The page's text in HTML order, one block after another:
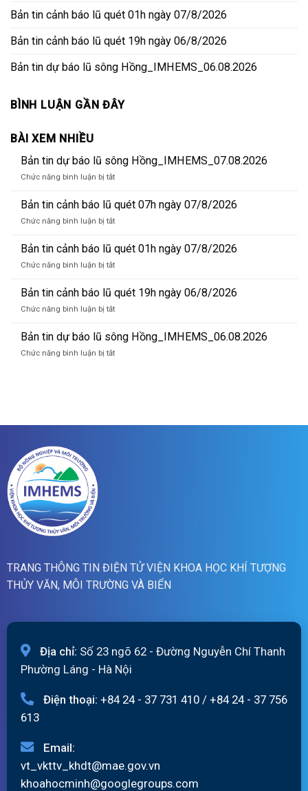
Bản tin cảnh báo lũ quét 01h ngày 07/8/2026
Bản tin cảnh báo lũ quét 19h ngày 06/8/2026
Bản tin dự báo lũ sông Hồng_IMHEMS_06.08.2026
BÌNH LUẬN GẦN ĐÂY
BÀI XEM NHIỀU
Bản tin dự báo lũ sông Hồng_IMHEMS_07.08.2026
Chức năng bình luận bị tắtở
tin
báo
sông
Hồng_IMHEMS_07.08.2026
Bản tin cảnh báo lũ quét 07h ngày 07/8/2026
Chức năng bình luận bị tắtở
tin
báo
quét
07h
07/8/2026
Bản tin cảnh báo lũ quét 01h ngày 07/8/2026
Chức năng bình luận bị tắtở
tin
báo
quét
01h
Bản tin cảnh báo lũ quét 19h ngày 06/8/2026
Chức năng bình luận bị tắtở
tin
báo
Bản tin dự báo lũ sông Hồng_IMHEMS_06.08.2026
Chức năng bình luận bị tắtở
sông
TRANG THÔNG TIN ĐIỆN TỬ VIỆN KHOA HỌC KHÍ TƯỢNG
THỦY VĂN, MÔI TRƯỜNG VÀ BIỂN
Địa chỉ: Số 23 ngõ 62 - Đường Nguyễn Chí Thanh
Phường Láng - Hà Nội
Điện thoại: +84 24 - 37 731 410 / +84 24 - 37 756
613
Email:
vt_vkttv_khdt@mae.gov.vn
khoahocminh@googlegroups.com